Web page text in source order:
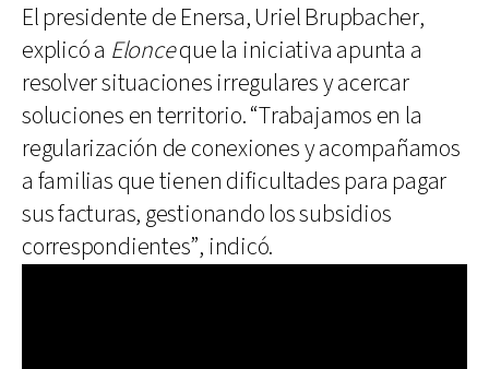
El presidente de Enersa, Uriel Brupbacher,
explicó a Elonceque la iniciativa apunta a
resolver situaciones irregulares y acercar
soluciones en territorio. “Trabajamos en la
regularización de conexiones y acompañamos
a familias que tienen dificultades para pagar
sus facturas, gestionando los subsidios
correspondientes”, indicó.